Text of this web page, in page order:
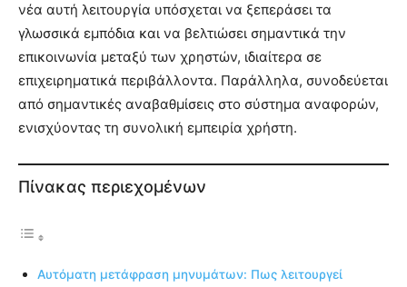
νέα αυτή λειτουργία υπόσχεται να ξεπεράσει τα
γλωσσικά εμπόδια και να βελτιώσει σημαντικά την
επικοινωνία μεταξύ των χρηστών, ιδιαίτερα σε
επιχειρηματικά περιβάλλοντα. Παράλληλα, συνοδεύεται
από σημαντικές αναβαθμίσεις στο σύστημα αναφορών,
ενισχύοντας τη συνολική εμπειρία χρήστη.
Πίνακας περιεχομένων
Αυτόματη μετάφραση μηνυμάτων: Πως λειτουργεί